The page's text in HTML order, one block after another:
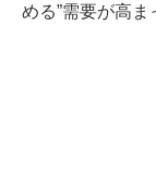
める”需要が高ま